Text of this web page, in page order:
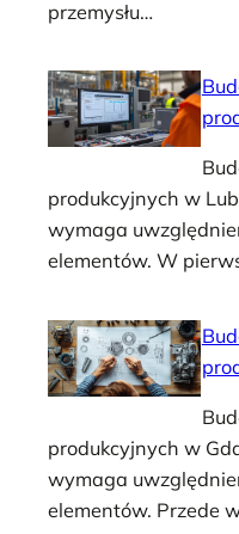
przemysłu…
produkcyjnych w
wymaga
elementów. W
produkcyjnych w
wymaga
elementów. Przede